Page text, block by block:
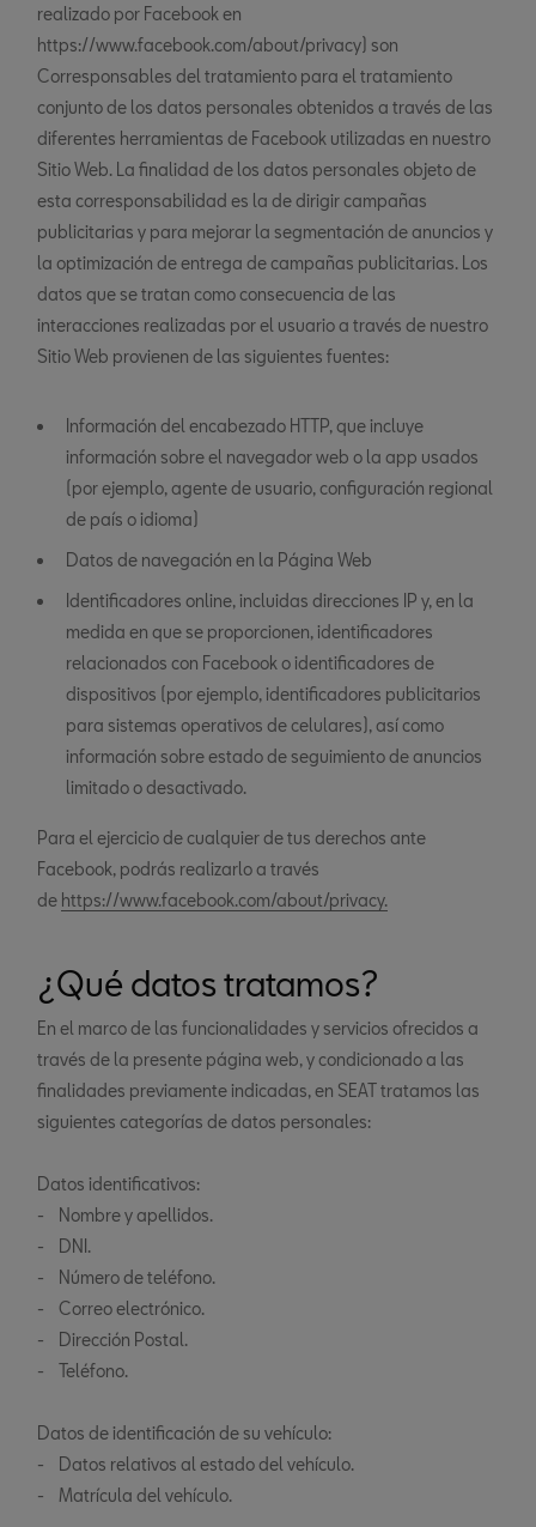
realizado por Facebook en
https://www.facebook.com/about/privacy) son
Corresponsables del tratamiento para el tratamiento
conjunto de los datos personales obtenidos a través de las
diferentes herramientas de Facebook utilizadas en nuestro
Sitio Web. La finalidad de los datos personales objeto de
esta corresponsabilidad es la de dirigir campañas
publicitarias y para mejorar la segmentación de anuncios y
la optimización de entrega de campañas publicitarias. Los
datos que se tratan como consecuencia de las
interacciones realizadas por el usuario a través de nuestro
Sitio Web provienen de las siguientes fuentes:
Información del encabezado HTTP, que incluye
información sobre el navegador web o la app usados
(por ejemplo, agente de usuario, configuración regional
de país o idioma)
Datos de navegación en la Página Web
Identificadores online, incluidas direcciones IP y, en la
medida en que se proporcionen, identificadores
relacionados con Facebook o identificadores de
dispositivos (por ejemplo, identificadores publicitarios
para sistemas operativos de celulares), así como
información sobre estado de seguimiento de anuncios
limitado o desactivado.
Para el ejercicio de cualquier de tus derechos ante
Facebook, podrás realizarlo a través
de https://www.facebook.com/about/privacy.
¿Qué datos tratamos?
En el marco de las funcionalidades y servicios ofrecidos a
través de la presente página web, y condicionado a las
finalidades previamente indicadas, en SEAT tratamos las
siguientes categorías de datos personales:
Datos identificativos:
- Nombre y apellidos.
- DNI.
- Número de teléfono.
- Correo electrónico.
- Dirección Postal.
- Teléfono.
Datos de identificación de su vehículo:
- Datos relativos al estado del vehículo.
- Matrícula del vehículo.